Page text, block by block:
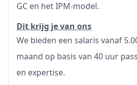
GC en het IPM-model.
Dit krijg je van ons
We bieden een salaris vanaf
maand op basis van 40 uur
en expertise.